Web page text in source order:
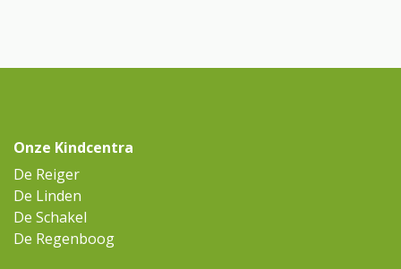
Onze Kindcentra
De Reiger
De Linden
De Schakel
De Regenboog